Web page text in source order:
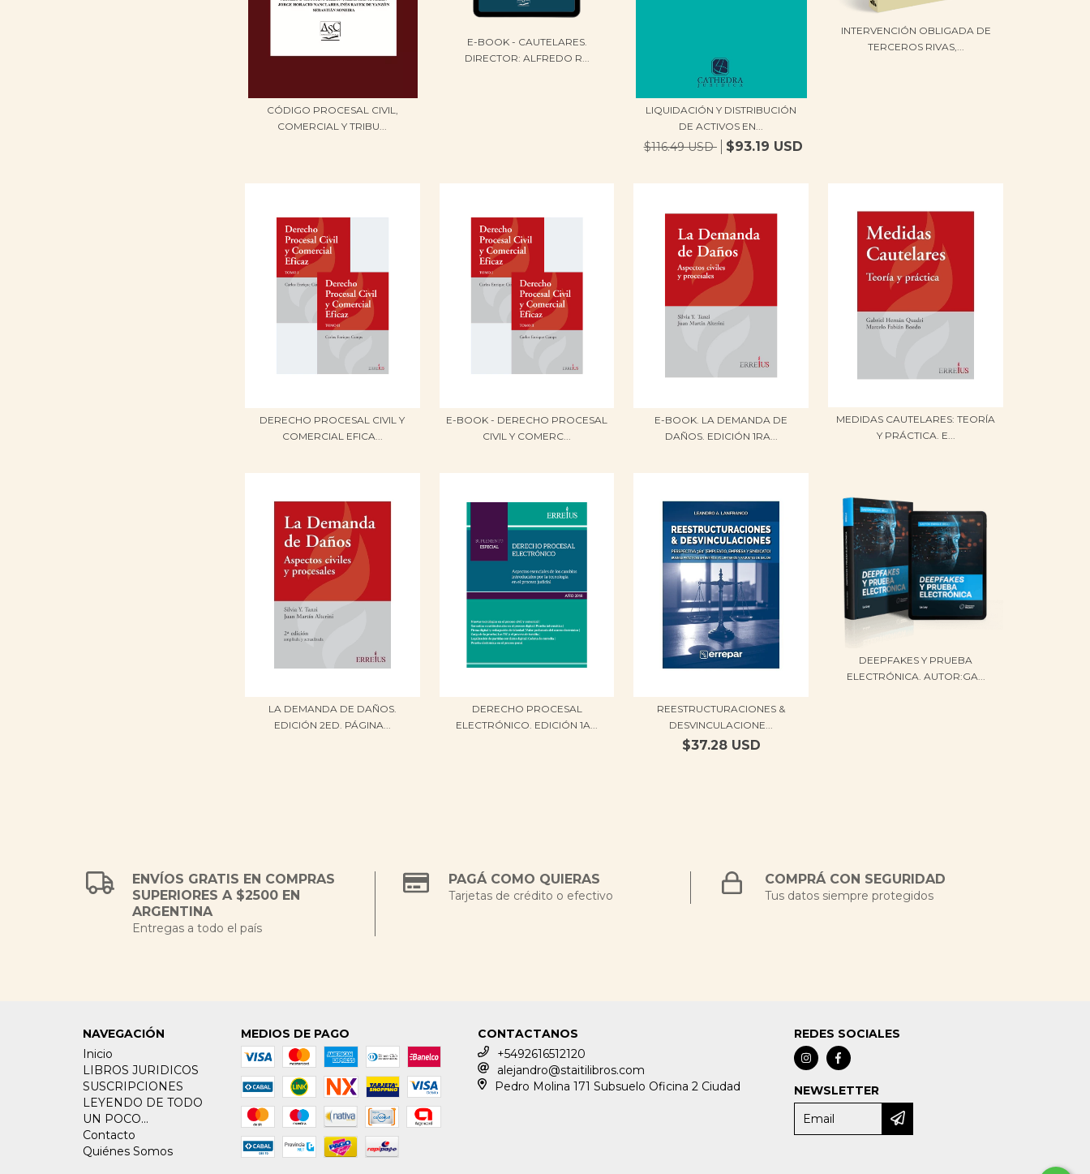
CÓDIGO PROCESAL CIVIL,
COMERCIAL Y TRIBU...
E-BOOK - CAUTELARES.
DIRECTOR: ALFREDO R...
LIQUIDACIÓN Y DISTRIBUCIÓN
DE ACTIVOS EN...
$116.49 USD $93.19 USD
INTERVENCIÓN OBLIGADA DE
TERCEROS RIVAS,...
DERECHO PROCESAL CIVIL Y
COMERCIAL EFICA...
E-BOOK - DERECHO PROCESAL
CIVIL Y COMERC...
E-BOOK. LA DEMANDA DE
DAÑOS. EDICIÓN 1RA...
MEDIDAS CAUTELARES: TEORÍA
Y PRÁCTICA. E...
LA DEMANDA DE DAÑOS.
EDICIÓN 2ED. PÁGINA...
DERECHO PROCESAL
ELECTRÓNICO. EDICIÓN 1A...
REESTRUCTURACIONES &
DESVINCULACIONE...
$37.28 USD
DEEPFAKES Y PRUEBA
ELECTRÓNICA. AUTOR:GA...
ENVÍOS GRATIS EN COMPRAS
SUPERIORES A $2500 EN
ARGENTINA
Entregas a todo el país
PAGÁ COMO QUIERAS
Tarjetas de crédito o efectivo
COMPRÁ CON SEGURIDAD
Tus datos siempre protegidos
NAVEGACIÓN
Inicio
LIBROS JURIDICOS
SUSCRIPCIONES
LEYENDO DE TODO
UN POCO...
Contacto
Quiénes Somos
MEDIOS DE PAGO
CONTACTANOS
+5492616512120
alejandro@staitilibros.com
Pedro Molina 171 Subsuelo Oficina 2 Ciudad
REDES SOCIALES
NEWSLETTER